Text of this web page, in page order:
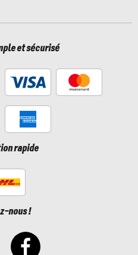
et sécurisé
rapide
nous !